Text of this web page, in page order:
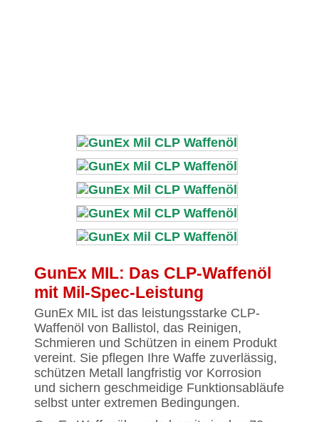
GunEx MIL: Das CLP-Waffenöl
mit Mil-Spec-Leistung
GunEx MIL ist das leistungsstarke CLP-
Waffenöl von Ballistol, das Reinigen,
Schmieren und Schützen in einem Produkt
vereint. Sie pflegen Ihre Waffe zuverlässig,
schützen Metall langfristig vor Korrosion
und sichern geschmeidige Funktionsabläufe
selbst unter extremen Bedingungen.